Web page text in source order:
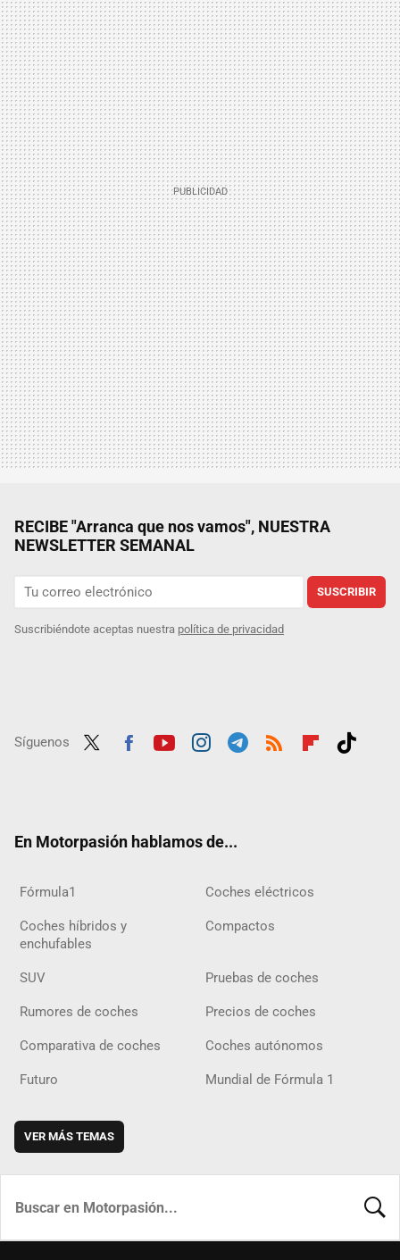
RECIBE "Arranca que nos vamos", NUESTRA
NEWSLETTER SEMANAL
SUSCRIBIR
Suscribiéndote aceptas nuestra política de privacidad
Síguenos
En Motorpasión hablamos de...
Fórmula1 Coches eléctricos
Coches híbridos y
enchufables
Compactos
SUV Pruebas de coches
Rumores de coches Precios de coches
Comparativa de coches Coches autónomos
Futuro Mundial de Fórmula 1
VER MÁS TEMAS